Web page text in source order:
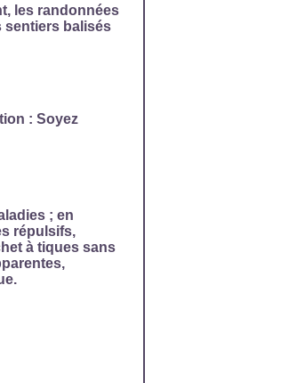
les randonnées
sentiers balisés
: Soyez
; en
répulsifs,
à tiques sans